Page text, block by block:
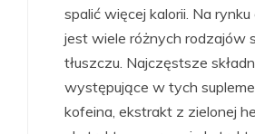
spalić więcej kalorii. Na
jest wiele różnych rodzajów
tłuszczu. Najczęstsze
występujące w tych
kofeina, ekstrakt z zielonej